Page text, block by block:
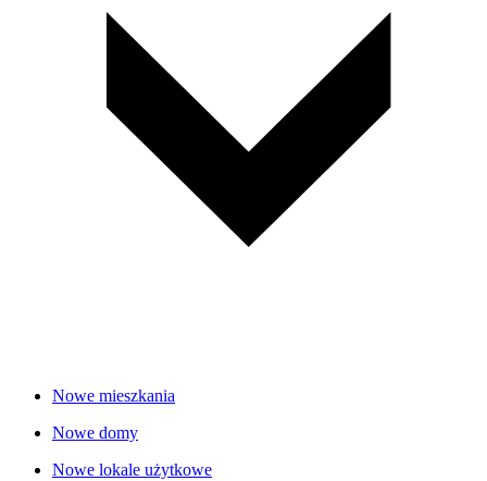
Nowe mieszkania
Nowe domy
Nowe lokale użytkowe